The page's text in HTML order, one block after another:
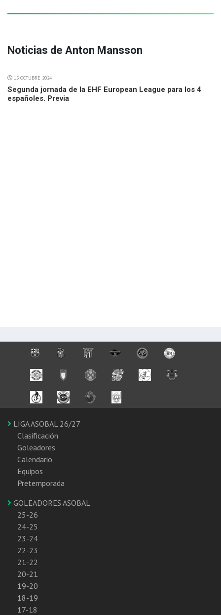
Noticias de Anton Mansson
15 OCTUBRE 2024
Segunda jornada de la EHF European League para los 4
españoles. Previa
LIGA ASOBAL 26/27
Clasificación
Goleadores
Calendario
Equipos
Pretemporada
GOLEADORES ASOBAL
25-26
24-25
23-24
22-23
21-22
20-21
19-20
18-19
17-18